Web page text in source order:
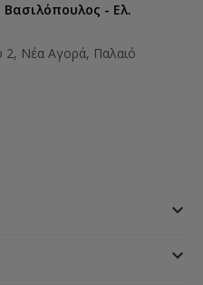
- Ελ.
2, Νέα Αγορά, Παλαιό
keyboard_arrow_down
keyboard_arrow_down